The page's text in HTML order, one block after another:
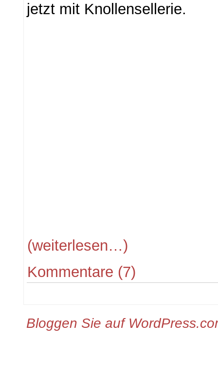
jetzt mit Knollensellerie.
(weiterlesen…)
Kommentare (7)
Bloggen Sie auf